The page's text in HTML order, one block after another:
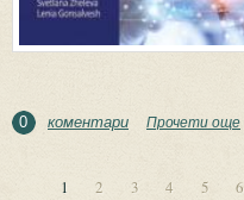
0 коментари Прочети още
1 2 3 4 5 6